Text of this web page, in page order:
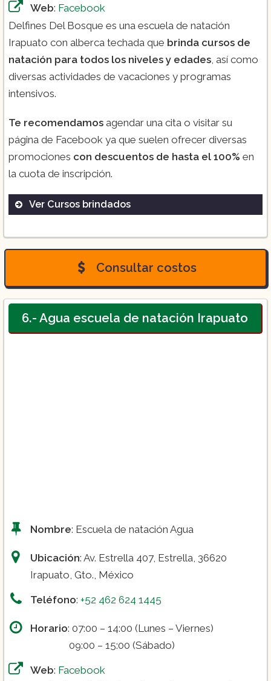
Web: Facebook
Delfines Del Bosque es una escuela de natación
Irapuato con alberca techada que brinda cursos de
natación para todos los niveles y edades, así como
diversas actividades de vacaciones y programas
intensivos.
Te recomendamos agendar una cita o visitar su
página de Facebook ya que suelen ofrecer diversas
promociones con descuentos de hasta el 100% en
la cuota de inscripción.
Ver Cursos brindados
Curso intensivo:
Consultar costos
6.- Agua escuela de natación Irapuato
Nombre: Escuela de natación Agua
Ubicación: Av. Estrella 407, Estrella, 36620
Irapuato, Gto., México
Teléfono: +52 462 624 1445
Horario: 07:00 – 14:00 (Lunes – Viernes)
09:00 – 15:00 (Sábado)
Web: Facebook